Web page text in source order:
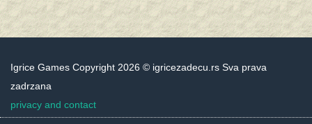
Igrice Games Copyright 2026 © igricezadecu.rs Sva prava
zadrzana
privacy and contact